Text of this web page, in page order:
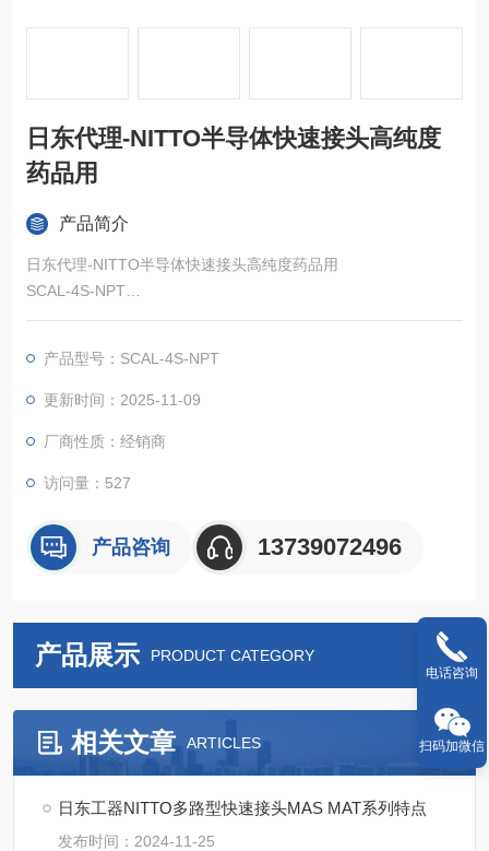
日东代理-NITTO半导体快速接头高纯度
药品用
产品简介
日东代理-NITTO半导体快速接头高纯度药品用
SCAL-4S-NPT
主体材质采用四氟化乙烯(PTFE)树脂。
产品型号：SCAL-4S-NPT
更新时间：2025-11-09
厂商性质：经销商
访问量：527
产品咨询 13739072496
产品展示 PRODUCT CATEGORY
相关文章 ARTICLES
日东工器NITTO多路型快速接头MAS MAT系列特点
发布时间：2024-11-25
电话咨询
扫码加微信